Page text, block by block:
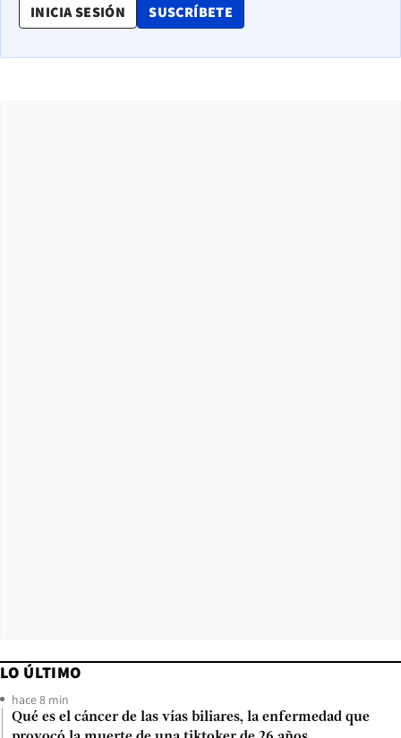
INICIA SESIÓN SUSCRÍBETE
OPENS IN NEW WINDOW
LO ÚLTIMO
hace 8 min
Qué es el cáncer de las vías biliares, la enfermedad que